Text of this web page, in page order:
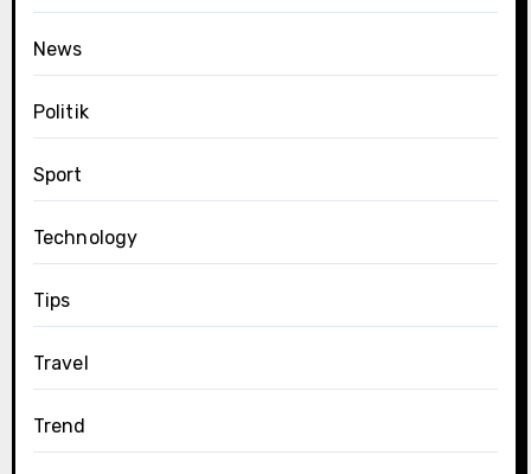
News
Politik
Sport
Technology
Tips
Travel
Trend